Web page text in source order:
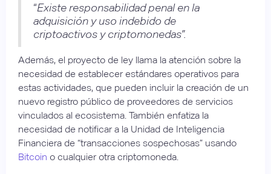
“Existe responsabilidad penal en la
adquisición y uso indebido de
criptoactivos y criptomonedas”.
Además, el proyecto de ley llama la atención sobre la
necesidad de establecer estándares operativos para
estas actividades, que pueden incluir la creación de un
nuevo registro público de proveedores de servicios
vinculados al ecosistema. También enfatiza la
necesidad de notificar a la Unidad de Inteligencia
Financiera de “transacciones sospechosas” usando
Bitcoin o cualquier otra criptomoneda.